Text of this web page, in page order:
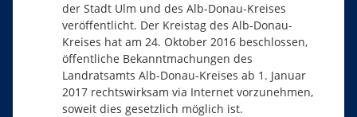
der Stadt Ulm und des Alb-Donau-Kreises
veröffentlicht. Der Kreistag des Alb-Donau-
Kreises hat am 24. Oktober 2016 beschlossen,
öffentliche Bekanntmachungen des
Landratsamts Alb-Donau-Kreises ab 1. Januar
2017 rechtswirksam via Internet vorzunehmen,
soweit dies gesetzlich möglich ist.